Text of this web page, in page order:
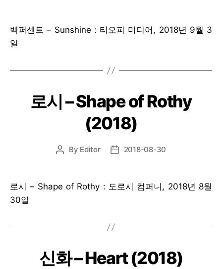
백퍼센트 – Sunshine : 티오피 미디어, 2018년 9월 3
일
로시 – Shape of Rothy
(2018)
Post
By Editor
Post2018-08-30
로시 – Shape of Rothy : 도로시 컴퍼니, 2018년 8월
30일
신화 – Heart (2018)